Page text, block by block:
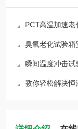
PCT高温加速
臭氧老化试验箱
瞬间温度冲击试
教你轻松解决